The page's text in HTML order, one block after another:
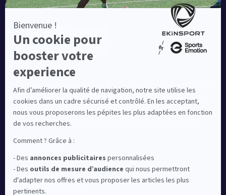
Equipementier sportif leader en France depuis plus de
10 ans, Ekinsport a été distingué par la rédaction de
Capital dans son classement des « Meilleurs sites de
commerce en ligne 2024 », catégorie Sportswear.
En savoir plus
© EKINSPORT 2026